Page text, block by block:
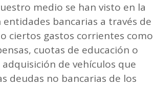
medio se han visto en la
bancarias a través de
ciertos gastos corrientes como
cuotas de educación o
de vehículos que
deudas no bancarias de los